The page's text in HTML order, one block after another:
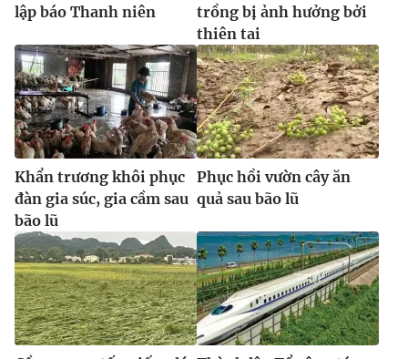
lập báo Thanh niên
trồng bị ảnh hưởng bởi
thiên tai
Khẩn trương khôi phục
đàn gia súc, gia cầm sau
bão lũ
Phục hồi vườn cây ăn
quả sau bão lũ